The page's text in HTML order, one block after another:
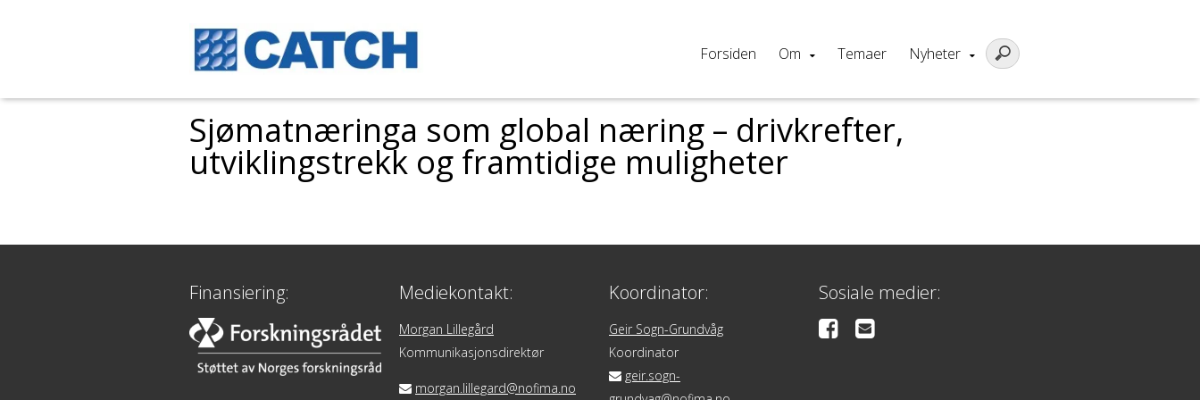
Forsiden Om Temaer Nyheter
Sjømatnæringa som global næring – drivkrefter,
utviklingstrekk og framtidige muligheter
Finansiering: Mediekontakt:
Morgan Lillegård
Kommunikasjonsdirektør
morgan.lillegard@nofima.no
Koordinator:
Geir Sogn-Grundvåg
Koordinator
geir.sogn-
Sosiale medier: